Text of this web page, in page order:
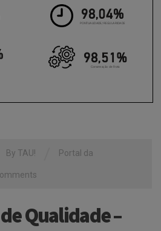
By TAU! Portal da
Qualidade –